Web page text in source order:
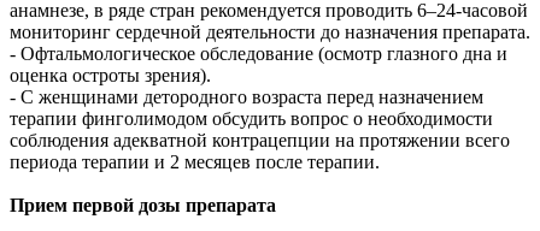
анамнезе, в ряде стран рекомендуется проводить 6–24-часовой
мониторинг сердечной деятельности до назначения препарата.
- Офтальмологическое обследование (осмотр глазного дна и
оценка остроты зрения).
- С женщинами детородного возраста перед назначением
терапии финголимодом обсудить вопрос о необходимости
соблюдения адекватной контрацепции на протяжении всего
периода терапии и 2 месяцев после терапии.
Прием первой дозы препарата